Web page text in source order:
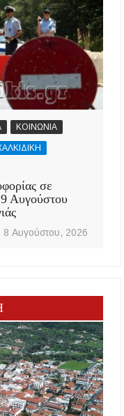
ΚΟΙΝΩΝΙΑ
σε
9 Αυγούστου
8 Αυγούστου, 2026